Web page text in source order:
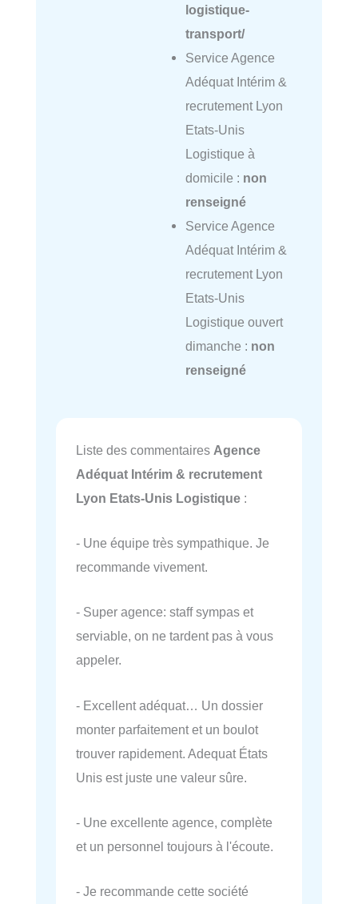
logistique-
transport/
Service Agence
Adéquat Intérim &
recrutement Lyon
Etats-Unis
Logistique à
domicile : non
renseigné
Service Agence
Adéquat Intérim &
recrutement Lyon
Etats-Unis
Logistique ouvert
dimanche : non
renseigné
Liste des commentaires Agence
Adéquat Intérim & recrutement
Lyon Etats-Unis Logistique :
- Une équipe très sympathique. Je
recommande vivement.
- Super agence: staff sympas et
serviable, on ne tardent pas à vous
appeler.
- Excellent adéquat… Un dossier
monter parfaitement et un boulot
trouver rapidement. Adequat États
Unis est juste une valeur sûre.
- Une excellente agence, complète
et un personnel toujours à l'écoute.
- Je recommande cette société